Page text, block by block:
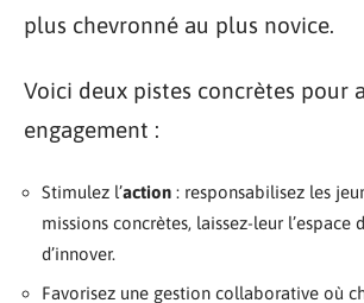
plus chevronné au plus novice.
Voici deux pistes concrètes pour
engagement :
Stimulez l’action : responsabilisez les
missions concrètes, laissez-leur l’espace
d’innover.
Favorisez une gestion collaborative où